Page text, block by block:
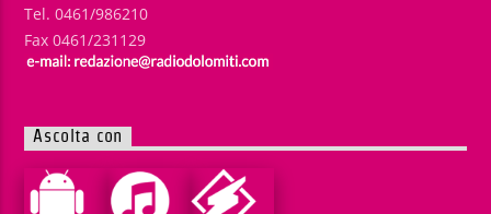
Tel. 0461/986210
Fax 0461/231129
Ascolta con